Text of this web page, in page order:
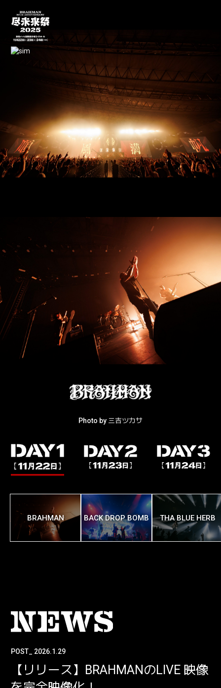
Photo by 三吉ツカサ
BRAHMAN BACK DROP BOMB THA BLUE HERB
POST_ 2026.1.29
【リリース】BRAHMANのLIVE 映像